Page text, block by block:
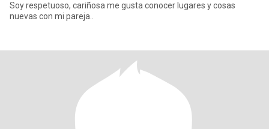
Soy respetuoso, cariñosa me gusta conocer lugares y cosas
nuevas con mi pareja..